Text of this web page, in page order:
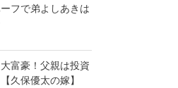
フで弟よしあきは
富豪！父親は投資
久保優太の嫁】